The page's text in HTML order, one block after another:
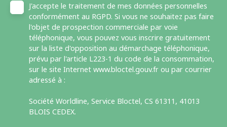
J'accepte le traitement de mes données personnelles
conformément au RGPD. Si vous ne souhaitez pas faire
l'objet de prospection commerciale par voie
téléphonique, vous pouvez vous inscrire gratuitement
sur la liste d'opposition au démarchage téléphonique,
prévu par l'article L223-1 du code de la consommation,
sur le site Internet www.bloctel.gouv.fr ou par courrier
adressé à :
Société Worldline, Service Bloctel, CS 61311, 41013
BLOIS CEDEX.